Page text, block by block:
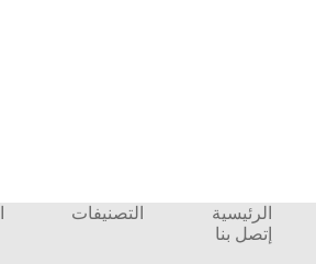
الرئيسية التصنيفات
إتصل بنا